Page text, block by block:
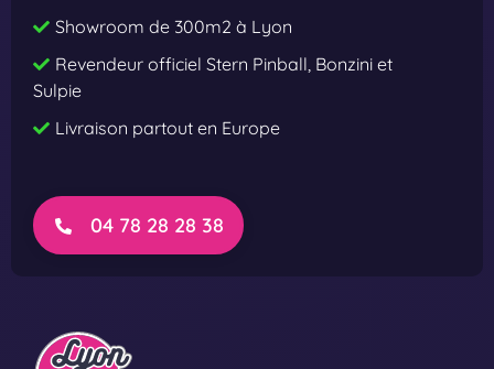
Showroom de 300m2 à Lyon
Revendeur officiel Stern Pinball, Bonzini et
Sulpie
Livraison partout en Europe
04 78 28 28 38